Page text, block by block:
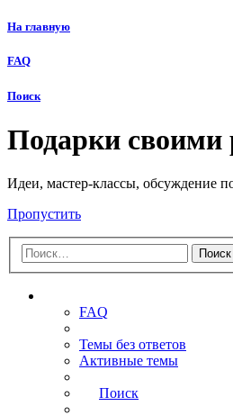
На главную
FAQ
Поиск
Подарки
Идеи, мастер-классы, обсуждение
Пропустить
Поиск
FAQ
Темы без ответов
Активные темы
Поиск